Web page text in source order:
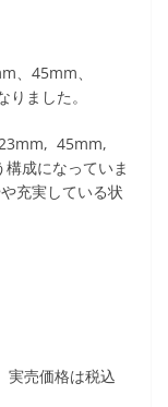
、45mm、
ました。
23mm, 45mm,
成になっていま
充実している状
実売価格は税込